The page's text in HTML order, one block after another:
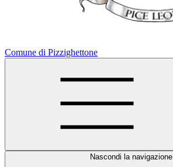
Comune di Pizzighettone
Nascondi la navigazione